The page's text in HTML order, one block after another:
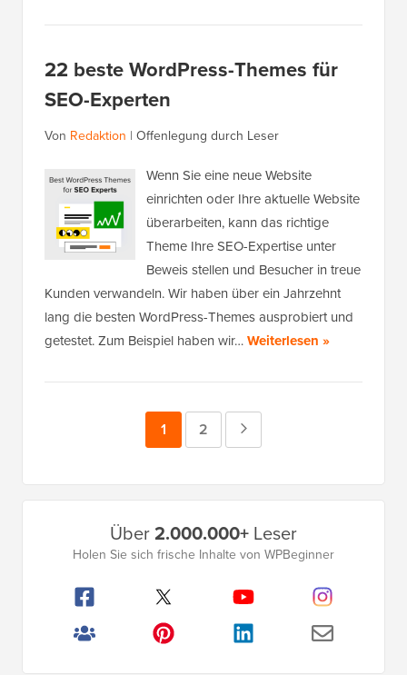
22 beste WordPress-Themes für
SEO-Experten
Von Redaktion | Offenlegung durch Leser
Wenn Sie eine neue Website
einrichten oder Ihre aktuelle Website
überarbeiten, kann das richtige
Theme Ihre SEO-Expertise unter
Beweis stellen und Besucher in treue
Kunden verwandeln. Wir haben über ein Jahrzehnt
lang die besten WordPress-Themes ausprobiert und
getestet. Zum Beispiel haben wir…Weiterlesen »
Seite
1 Seite
2
Seitenleistenmenü
Über2.000.000+ Leser
Holen Sie sich frische Inhalte von WPBeginner